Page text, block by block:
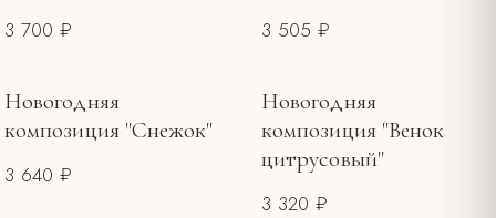
3 700 ₽ 3 505 ₽
Новогодняя
композиция "Снежок"
3 640 ₽
Новогодняя
композиция "Венок
цитрусовый"
3 320 ₽